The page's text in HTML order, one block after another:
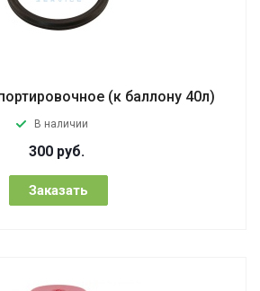
(к баллону 40л)
В наличии
300 руб.
Заказать